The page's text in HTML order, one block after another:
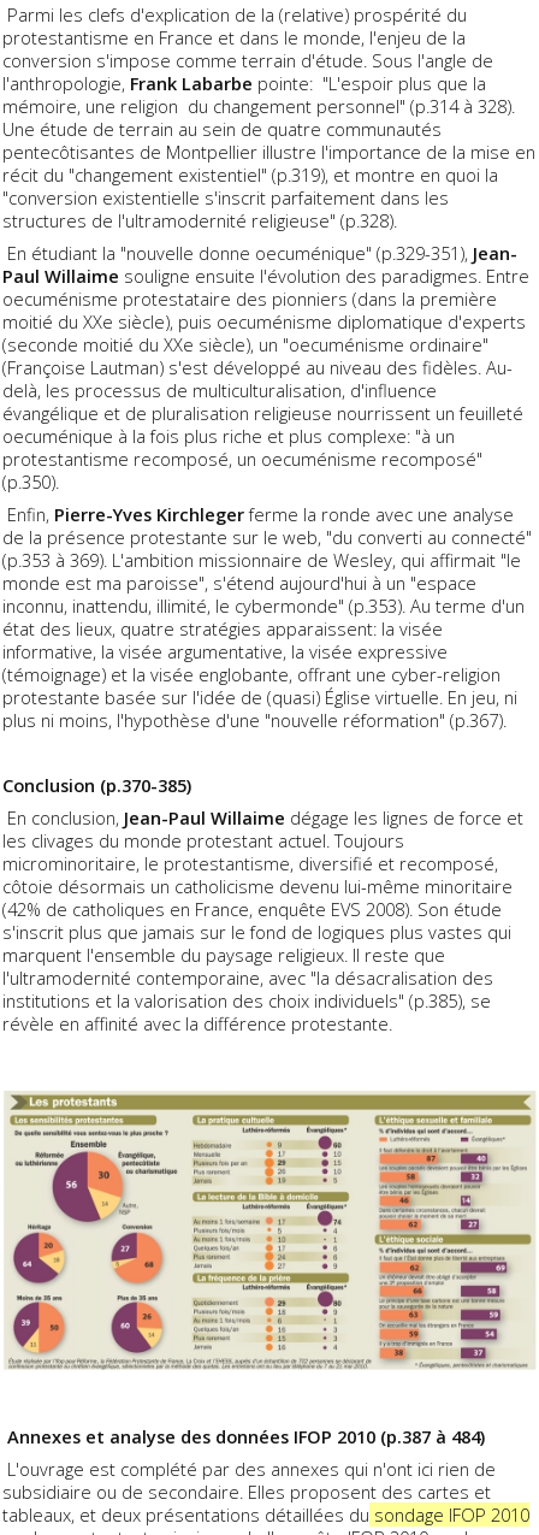
Parmi les clefs d'explication de la (relative) prospérité du
protestantisme en France et dans le monde, l'enjeu de la
conversion s'impose comme terrain d'étude. Sous l'angle de
l'anthropologie, Frank Labarbe pointe: "L'espoir plus que la
mémoire, une religion du changement personnel" (p.314 à 328).
Une étude de terrain au sein de quatre communautés
pentecôtisantes de Montpellier illustre l'importance de la mise en
récit du "changement existentiel" (p.319), et montre en quoi la
"conversion existentielle s'inscrit parfaitement dans les
structures de l'ultramodernité religieuse" (p.328).
En étudiant la "nouvelle donne oecuménique" (p.329-351), Jean-
Paul Willaime souligne ensuite l'évolution des paradigmes. Entre
oecuménisme protestataire des pionniers (dans la première
moitié du XXe siècle), puis oecuménisme diplomatique d'experts
(seconde moitié du XXe siècle), un "oecuménisme ordinaire"
(Françoise Lautman) s'est développé au niveau des fidèles. Au-
delà, les processus de multiculturalisation, d'influence
évangélique et de pluralisation religieuse nourrissent un feuilleté
oecuménique à la fois plus riche et plus complexe: "à un
protestantisme recomposé, un oecuménisme recomposé"
(p.350).
Enfin, Pierre-Yves Kirchlegerferme la ronde avec une analyse
de la présence protestante sur le web, "du converti au connecté"
(p.353 à 369). L'ambition missionnaire de Wesley, qui affirmait "le
monde est ma paroisse", s'étend aujourd'hui à un "espace
inconnu, inattendu, illimité, le cybermonde" (p.353). Au terme d'un
état des lieux, quatre stratégies apparaissent: la visée
informative, la visée argumentative, la visée expressive
(témoignage) et la visée englobante, offrant une cyber-religion
protestante basée sur l'idée de (quasi) Église virtuelle. En jeu, ni
plus ni moins, l'hypothèse d'une "nouvelle réformation" (p.367).
Conclusion (p.370-385)
En conclusion, Jean-Paul Willaime dégage les lignes de force et
les clivages du monde protestant actuel. Toujours
microminoritaire, le protestantisme, diversifié et recomposé,
côtoie désormais un catholicisme devenu lui-même minoritaire
(42% de catholiques en France, enquête EVS 2008). Son étude
s'inscrit plus que jamais sur le fond de logiques plus vastes qui
marquent l'ensemble du paysage religieux. Il reste que
l'ultramodernité contemporaine, avec "la désacralisation des
institutions et la valorisation des choix individuels" (p.385), se
révèle en affinité avec la différence protestante.
Annexes et analyse des données IFOP 2010 (p.387 à 484)
L'ouvrage est complété par des annexes qui n'ont ici rien de
subsidiaire ou de secondaire. Elles proposent des cartes et
tableaux, et deux présentations détaillées du sondage IFOP 2010